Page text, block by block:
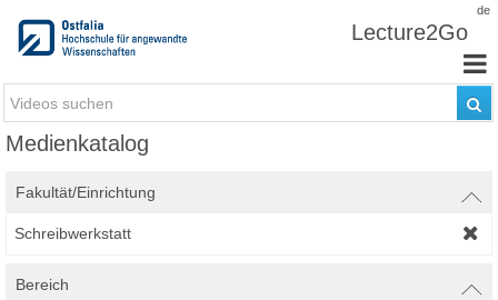
de
Lecture2Go
Medienkatalog
Fakultät/Einrichtung
Schreibwerkstatt
Bereich